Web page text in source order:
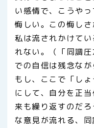
い感情で、こうや
悔しい。この悔しさ
私は流されかけて
れない。（「同調
での自信は残念なが
もし、ここで「し
にして、自分を正
来も繰り返すのだ
な意見が流れる、